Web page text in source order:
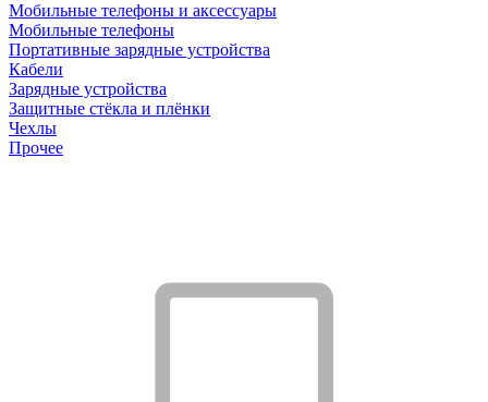
Мобильные телефоны и аксессуары
Мобильные телефоны
Портативные зарядные устройства
Кабели
Зарядные устройства
Защитные стёкла и плёнки
Чехлы
Прочее